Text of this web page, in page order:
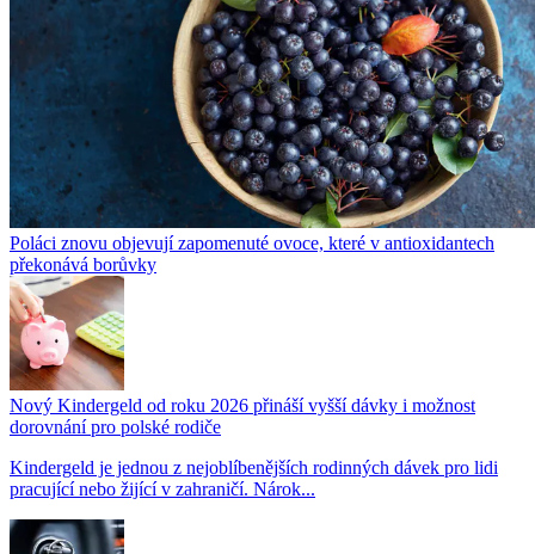
Poláci znovu objevují zapomenuté ovoce, které v antioxidantech
překonává borůvky
Nový Kindergeld od roku 2026 přináší vyšší dávky i možnost
dorovnání pro polské rodiče
Kindergeld je jednou z nejoblíbenějších rodinných dávek pro lidi
pracující nebo žijící v zahraničí. Nárok...